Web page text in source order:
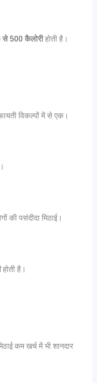
से 500 कैलोरीहोती है।
विकल्पों में से एक।
की पसंदीदा मिठाई।
होती है।
कम खर्च में भी शानदार